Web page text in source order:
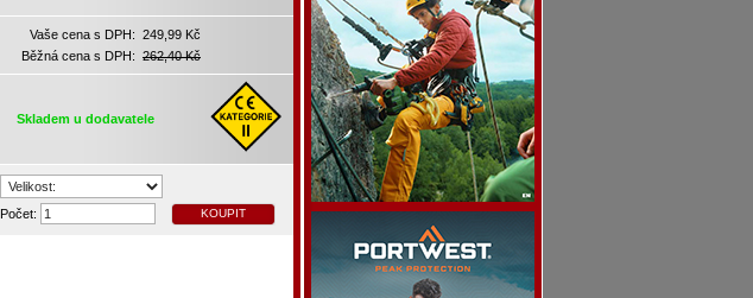
Vaše cena s DPH: 249,99 Kč
Běžná cena s DPH: 262,40 Kč
Skladem u dodavatele
Počet: KOUPIT